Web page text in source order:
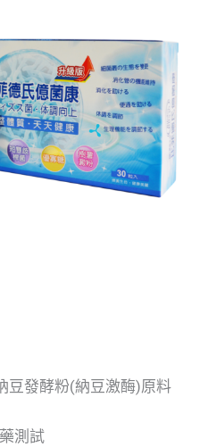
發酵粉(納豆激酶)原料
測試